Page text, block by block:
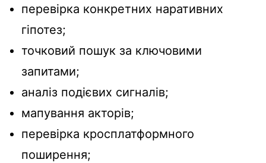
перевірка конкретних наративних
гіпотез;
точковий пошук за ключовими
запитами;
аналіз подієвих сигналів;
мапування акторів;
перевірка кросплатформного
поширення;